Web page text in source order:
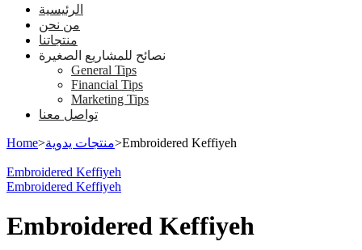
الرئيسية
من نحن
منتجاتنا
نصائح للمشاريع الصغيرة
General Tips
Financial Tips
Marketing Tips
تواصل معنا
Home>منتجات يدوية>Embroidered Keffiyeh
Embroidered Keffiyeh
Embroidered Keffiyeh
Embroidered Keffiyeh